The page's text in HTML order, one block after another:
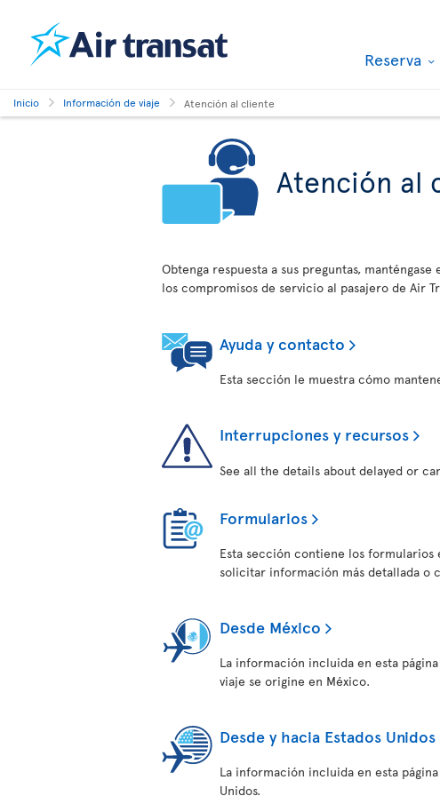
Reserva
Inicio Información de viaje Atención al cliente
Atención al
Obtenga respuesta a sus preguntas,
los compromisos de servicio al pasajero de Air
Ayuda y contacto
Esta sección le muestra cómo
Interrupciones y recursos
See all the details about delayed or
Formularios
Esta sección contiene los
solicitar información más detallada o
Desde México
La información incluida en esta
viaje se origine en México.
Desde y hacia Estados Unidos
La información incluida en esta
Unidos.